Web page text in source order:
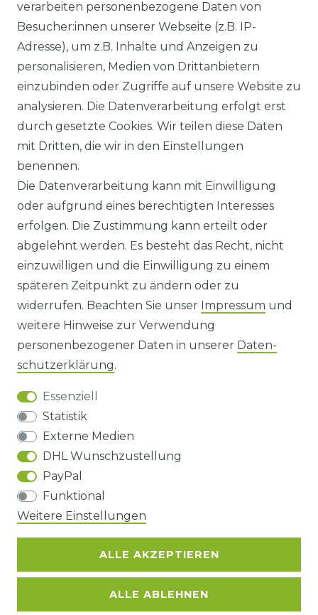
GEWERBETREIBENDE?
HILFE
KONTAKT
ANFAHRT
WIDERRUFS­FORMULAR
HINWEISE ZUR BATTERIEENTSORGUNG
IMPRESSUM
AGB UND KUNDENINFORMATIONEN
DATENSCHUTZERKLÄRUNG
BARRIEREFREIHEIT
Impressum Daten­schutz­erklärung
Barrierefreiheitserklärung
VERTRAG WIDERRUFEN Kontakt
verarbeiten personenbezogene Daten von
Besucher:innen unserer Webseite (z.B. IP-
Adresse), um z.B. Inhalte und Anzeigen zu
personalisieren, Medien von Drittanbietern
einzubinden oder Zugriffe auf unsere Website zu
analysieren. Die Datenverarbeitung erfolgt erst
durch gesetzte Cookies. Wir teilen diese Daten
mit Dritten, die wir in den Einstellungen
benennen.
Die Datenverarbeitung kann mit Einwilligung
oder aufgrund eines berechtigten Interesses
erfolgen. Die Zustimmung kann erteilt oder
abgelehnt werden. Es besteht das Recht, nicht
einzuwilligen und die Einwilligung zu einem
späteren Zeitpunkt zu ändern oder zu
widerrufen. Beachten Sie unser Impressum und
weitere Hinweise zur Verwendung
personenbezogener Daten in unserer Daten­
schutz­erklärung.
Essenziell
Statistik
Externe Medien
DHL Wunschzustellung
PayPal
Funktional
Weitere Einstellungen
ALLE AKZEPTIEREN
ALLE ABLEHNEN